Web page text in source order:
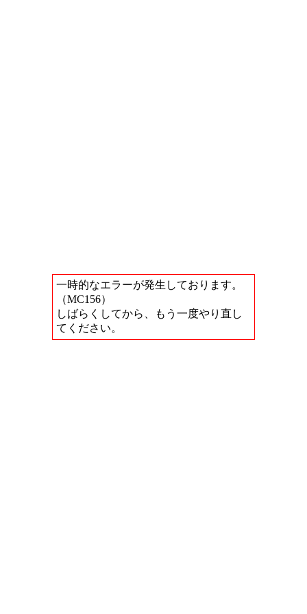
一時的なエラーが発生しております。
（MC156）
しばらくしてから、もう一度やり直し
てください。